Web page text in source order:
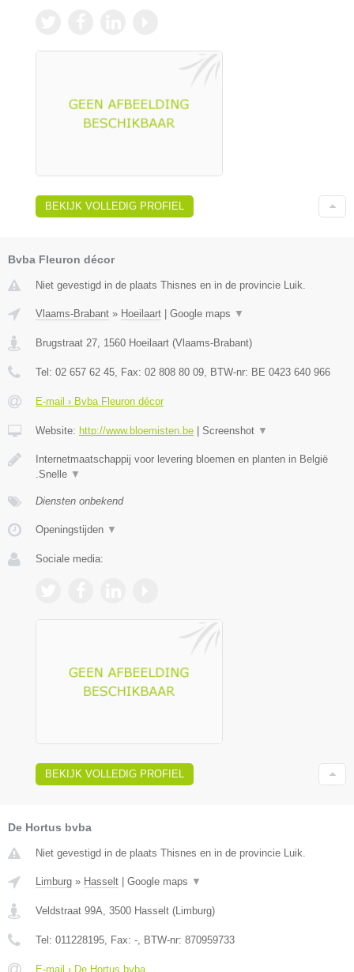
BEKIJK VOLLEDIG PROFIEL
Bvba Fleuron décor
Niet gevestigd in de plaats Thisnes en in de provincie Luik.
Vlaams-Brabant » Hoeilaart | Google maps ▼
Brugstraat 27 1560 Hoeilaart (Vlaams-Brabant)
Tel: 02 657 62 45 , Fax: 02 808 80 09 , BTW-nr: BE 0423 640 966
E-mail › Bvba Fleuron décor
Website: http://www.bloemisten.be | Screenshot ▼
Internetmaatschappij voor levering bloemen en planten in België
.Snelle ▼
Diensten onbekend
Openingstijden ▼
Sociale media:
BEKIJK VOLLEDIG PROFIEL
De Hortus bvba
Niet gevestigd in de plaats Thisnes en in de provincie Luik.
Limburg » Hasselt Google maps ▼
Veldstraat 99A, 3500 Hasselt (Limburg)
Tel: 011228195, Fax: -, BTW-nr: 870959733
E-mail › De Hortus bvba